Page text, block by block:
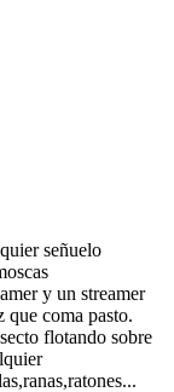
señuelo
y un streamer
que coma pasto.
flotando sobre